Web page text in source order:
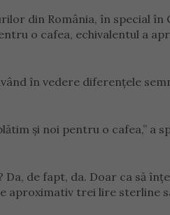
din România, în special
o cafea, echivalentul a
în vedere diferențele
și noi pentru o cafea,” a
de fapt, da. Doar ca să
aproximativ trei lire sterline